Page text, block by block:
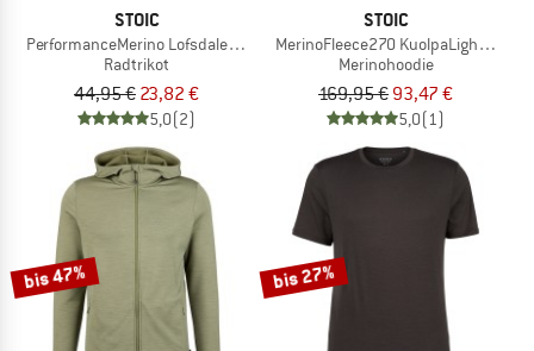
STOIC
PerformanceMerino LofsdalenSt. MTB S/S
Radtrikot
44,95 € 23,82 €
5,0(2)
STOIC
MerinoFleece270 KuolpaLightSt. Zip
Merinohoodie
169,95 € 93,47 €
5,0(1)
bis 47% bis 27%